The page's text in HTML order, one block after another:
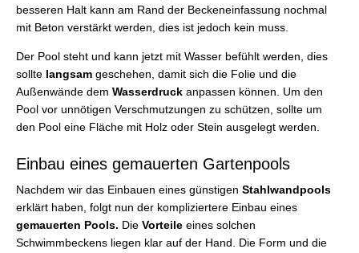
besseren Halt kann am Rand der Beckeneinfassung nochmal
mit Beton verstärkt werden, dies ist jedoch kein muss.
Der Pool steht und kann jetzt mit Wasser befühlt werden, dies
sollte langsam geschehen, damit sich die Folie und die
Außenwände dem Wasserdruck anpassen können. Um den
Pool vor unnötigen Verschmutzungen zu schützen, sollte um
den Pool eine Fläche mit Holz oder Stein ausgelegt werden.
Einbau eines gemauerten Gartenpools
Nachdem wir das Einbauen eines günstigen Stahlwandpools
erklärt haben, folgt nun der kompliziertere Einbau eines
gemauerten Pools. Die Vorteile eines solchen
Schwimmbeckens liegen klar auf der Hand. Die Form und die